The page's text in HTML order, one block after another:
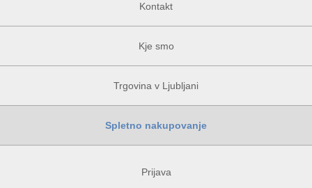
Kontakt
Kje smo
Trgovina v Ljubljani
Spletno nakupovanje
Prijava